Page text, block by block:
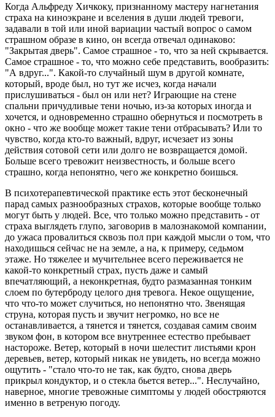
Когда Альфреду Хичкоку, признанному мастеру нагнетания
страха на киноэкране и вселения в души людей тревоги,
задавали в той или иной вариации частый вопрос о самом
страшном образе в кино, он всегда отвечал одинаково:
"Закрытая дверь". Самое страшное - то, что за ней скрывается.
Самое страшное - то, что можно себе представить, вообразить:
"А вдруг...". Какой-то случайный шум в другой комнате,
который, вроде был, но тут же исчез, когда начали
прислушиваться - был он или нет? Играющие на стене
спальни причудливые тени ночью, из-за которых иногда и
хочется, и одновременно страшно обернуться и посмотреть в
окно - что же вообще может такие тени отбрасывать? Или то
чувство, когда кто-то важный, вдруг, исчезает из зоны
действия сотовой сети или долго не возвращается домой.
Больше всего тревожит неизвестность, и больше всего
страшно, когда непонятно, чего же конкретно боишься.
В психотерапевтической практике есть этот бесконечный
парад самых разнообразных страхов, которые вообще только
могут быть у людей. Все, что только можно представить - от
страха выглядеть глупо, заговорив в малознакомой компании,
до ужаса провалиться сквозь пол при каждой мысли о том, что
находишься сейчас не на земле, а на, к примеру, седьмом
этаже. Но тяжелее и мучительнее всего переживается не
какой-то конкретный страх, пусть даже и самый
впечатляющий, а неконкретная, будто размазанная тонким
слоем по бутерброду целого дня тревога. Некое ощущение,
что что-то может случиться, но непонятно что. Звенящая
струна, которая пусть и звучит негромко, но все не
останавливается, а тянется и тянется, создавая самим своим
звуком фон, в котором все внутреннее естество пребывает
настороже. Ветер, который в ночи шелестит листьями крон
деревьев, ветер, который никак не увидеть, но всегда можно
ощутить - "стало что-то не так, как будто, снова дверь
прикрыл кондуктор, и о стекла бьется ветер...". Неслучайно,
наверное, многие тревожные симптомы у людей обостряются
именно в ветреную погоду.